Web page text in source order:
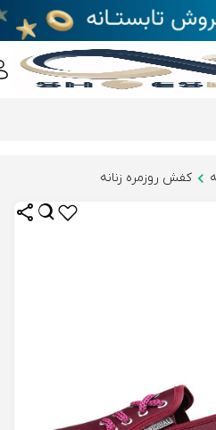
e
کفش روزمره زنانه